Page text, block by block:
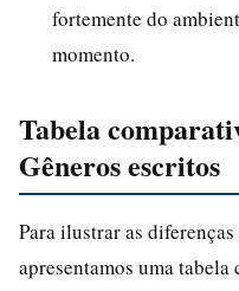
fortemente do
momento.
Tabela
Gêneros escritos
Para ilustrar as
apresentamos uma